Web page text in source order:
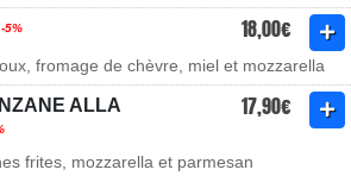
-5% 18,00€
fromage de chèvre, miel et mozzarella
ALLA
17,90€
frites, mozzarella et parmesan